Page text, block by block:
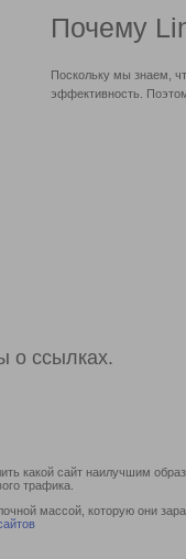
Почему
Поскольку мы знаем,
эффективность.
о ссылках.
какой сайт наилучшим
трафика.
массой, которую они